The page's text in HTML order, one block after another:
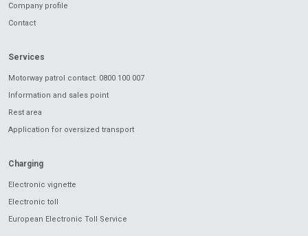
Company profile
Contact
Services
Motorway patrol contact: 0800 100 007
Information and sales point
Rest area
Application for oversized transport
Charging
Electronic vignette
Electronic toll
European Electronic Toll Service